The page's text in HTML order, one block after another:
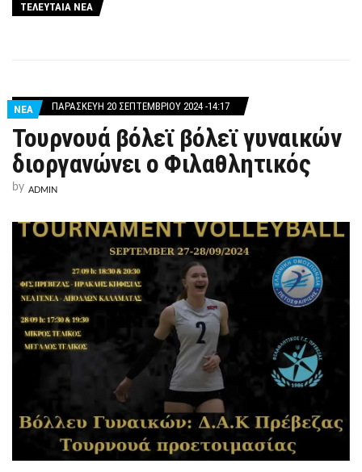
ΤΕΛΕΥΤΑΙΑ ΝΕΑ
ΝΕΑ ΠΑΡΑΣΚΕΥΉ 20 ΣΕΠΤΕΜΒΡΊΟΥ 2024 -14:17
Τουρνουά βόλεϊ βόλεϊ γυναικών
διοργανώνει ο Φιλαθλητικός
by ADMIN